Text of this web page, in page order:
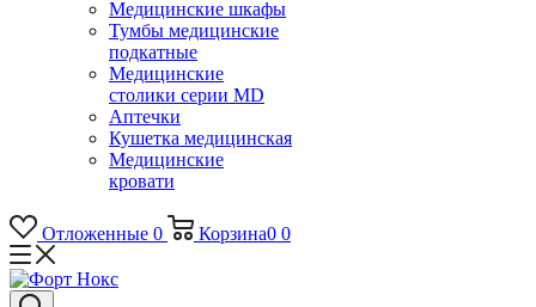
Медицинские шкафы
Тумбы медицинские
подкатные
Медицинские
столики серии MD
Аптечки
Кушетка медицинская
Медицинские
кровати
Отложенные 0 Корзина0 0